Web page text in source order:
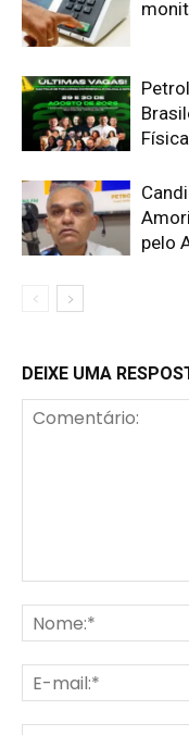
pelo
DEIXE UMA